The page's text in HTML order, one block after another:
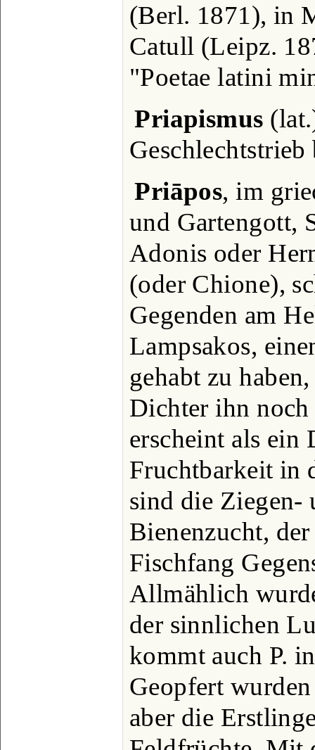
(Berl. 1871), in
Catull (Leipz.
"Poetae latini
Priapismus
Priāpos, im
und Gartengott,
Adonis oder
(oder Chione),
Gegenden am
Lampsakos,
gehabt zu
Dichter ihn
erscheint als ein
Fruchtbarkeit in
sind die Ziegen-
Bienenzucht,
Fischfang
Allmählich
der sinnlichen
kommt auch P.
Geopfert
aber die